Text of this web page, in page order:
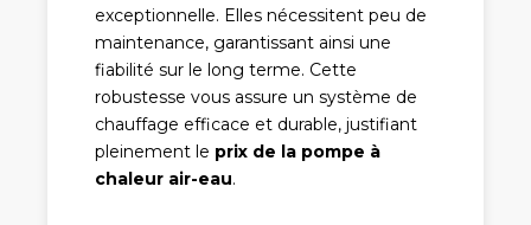
exceptionnelle. Elles nécessitent peu de
maintenance, garantissant ainsi une
fiabilité sur le long terme. Cette
robustesse vous assure un système de
chauffage efficace et durable, justifiant
pleinement le prix de la pompe à
chaleur air-eau.